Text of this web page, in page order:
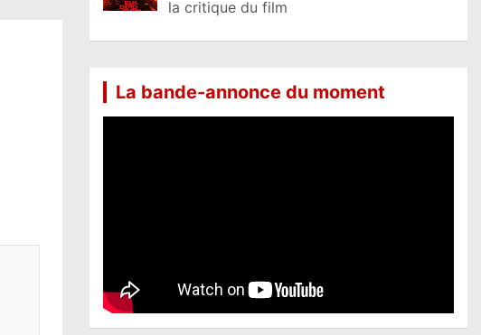
la critique du film
La bande-annonce du moment